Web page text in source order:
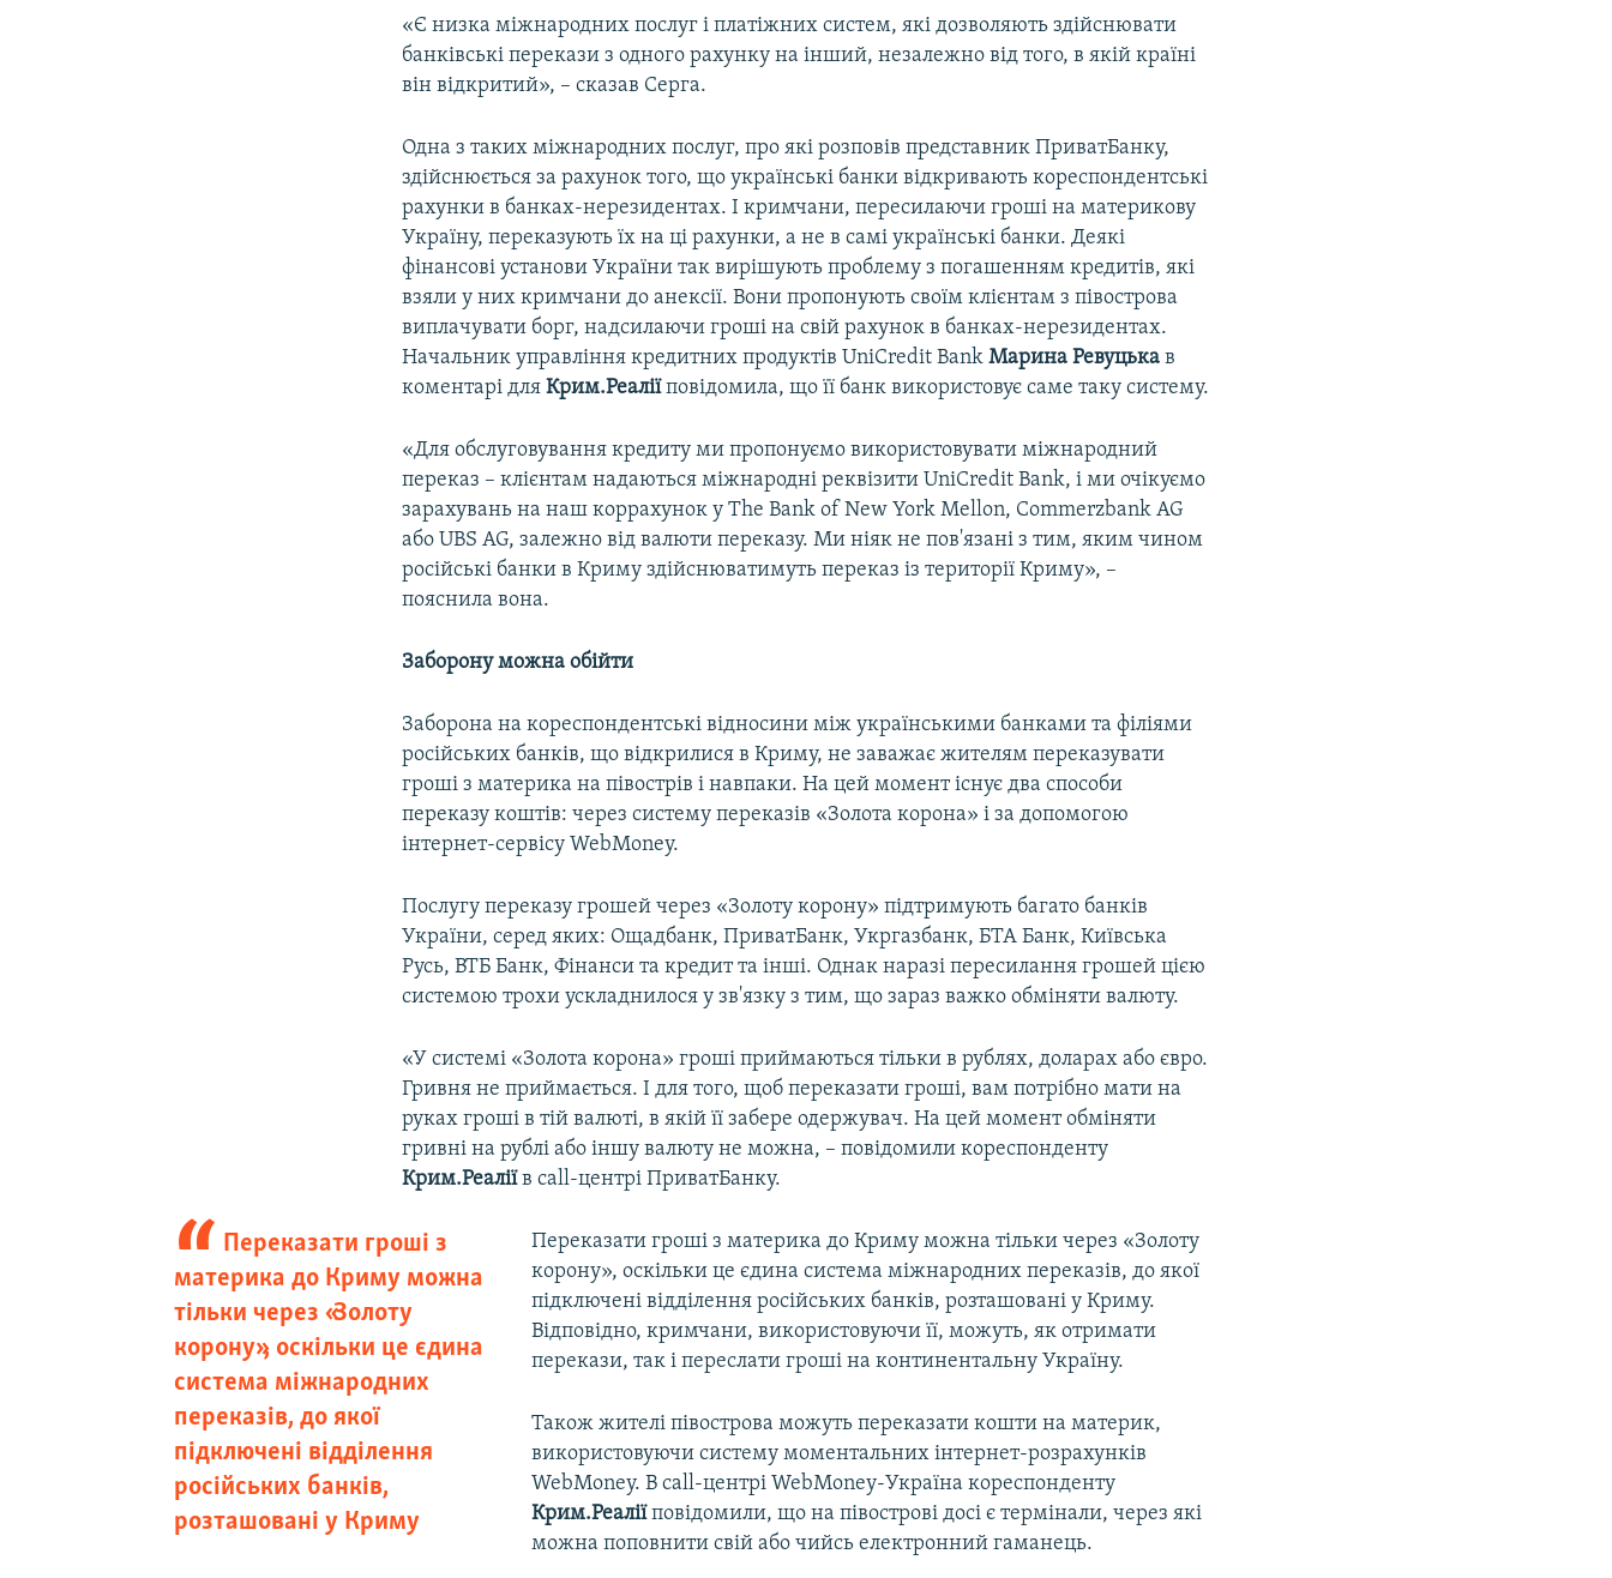
«Є низка міжнародних послуг і платіжних систем, які дозволяють здійснювати
банківські перекази з одного рахунку на інший, незалежно від того, в якій країні
він відкритий», – сказав Серга.
Одна з таких міжнародних послуг, про які розповів представник ПриватБанку,
здійснюється за рахунок того, що українські банки відкривають кореспондентські
рахунки в банках-нерезидентах. І кримчани, пересилаючи гроші на материкову
Україну, переказують їх на ці рахунки, а не в самі українські банки. Деякі
фінансові установи України так вирішують проблему з погашенням кредитів, які
взяли у них кримчани до анексії. Вони пропонують своїм клієнтам з півострова
виплачувати борг, надсилаючи гроші на свій рахунок в банках-нерезидентах.
Начальник управління кредитних продуктів UniCredit BankМарина Ревуцька в
коментарі дляКрим.Реаліїповідомила, що її банк використовує саме таку систему.
«Для обслуговування кредиту ми пропонуємо використовувати міжнародний
переказ – клієнтам надаються міжнародні реквізити UniCredit Bank, і ми очікуємо
зарахувань на наш коррахунок у The Bank of New York Mellon, Commerzbank AG
або UBS AG, залежно від валюти переказу. Ми ніяк не пов'язані з тим, яким чином
російські банки в Криму здійснюватимуть переказ із території Криму», –
пояснила вона.
Заборону можна обійти
Заборона на кореспондентські відносини між українськими банками та філіями
російських банків, що відкрилися в Криму, не заважає жителям переказувати
гроші з материка на півострів і навпаки. На цей момент існує два способи
переказу коштів: через систему переказів «Золота корона» і за допомогою
інтернет-сервісу WebMoney.
Послугу переказу грошей через «Золоту корону» підтримують багато банків
України, серед яких: Ощадбанк, ПриватБанк, Укргазбанк, БТА Банк, Київська
Русь, ВТБ Банк, Фінанси та кредит та інші. Однак наразі пересилання грошей цією
системою трохи ускладнилося у зв'язку з тим, що зараз важко обміняти валюту.
«У системі «Золота корона» гроші приймаються тільки в рублях, доларах або євро.
Гривня не приймається. І для того, щоб переказати гроші, вам потрібно мати на
руках гроші в тій валюті, в якій її забере одержувач. На цей момент обміняти
гривні на рублі або іншу валюту не можна, – повідомили кореспонденту
Крим.Реаліїв call-центрі ПриватБанку.
Переказати гроші з
материка до Криму можна
тільки через «Золоту
корону», оскільки це єдина
система міжнародних
переказів, до якої
підключені відділення
російських банків,
розташовані у Криму
Переказати гроші з материка до Криму можна тільки через «Золоту
корону», оскільки це єдина система міжнародних переказів, до якої
підключені відділення російських банків, розташовані у Криму.
Відповідно, кримчани, використовуючи її, можуть, як отримати
перекази, так і переслати гроші на континентальну Україну.
Також жителі півострова можуть переказати кошти на материк,
використовуючи систему моментальних інтернет-розрахунків
WebMoney. В call-центрі WebMoney-Україна кореспонденту
Крим.Реаліїповідомили, що на півострові досі є термінали, через які
можна поповнити свій або чийсь електронний гаманець.